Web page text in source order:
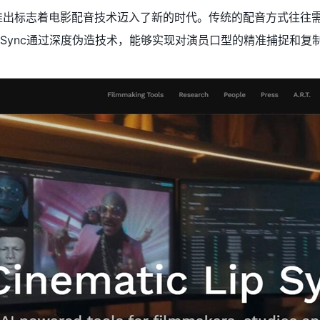
标志着电影配音技术迈入了新的时代。传统的配音方式往
通过深度伪造技术，能够实现对演员口型的精准捕捉和